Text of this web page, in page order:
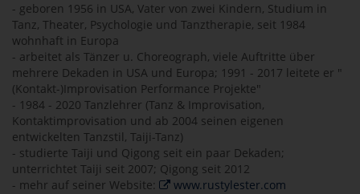
- geboren 1956 in USA, Vater von zwei Kindern, Studium in
Tanz, Theater, Psychologie und Tanztherapie, seit 1984
wohnhaft in Europa
- arbeitet als Tänzer u. Choreograph, viele Auftritte über
mehrere Dekaden in USA und Europa; 1991 - 2017 leitete er "
(Kontakt-)Improvisation Performance Projekte"
- 1984 - 2020 Tanzlehrer (Tanz & Improvisation,
Kontaktimprovisation und ab 2004 seinen eigenen
entwickelten Tanzstil, Taiji-Tanz)
- studierte Taiji und Qigong seit ein paar Dekaden;
unterrichtet Taiji seit 2007; Qigong seit 2012
- mehr auf seiner Website:
www.rustylester.com